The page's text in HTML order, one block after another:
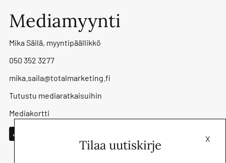
Mediamyynti
Mika Säilä, myyntipäällikkö
050 352 3277
mika.saila@totalmarketing.fi
Tutustu mediaratkaisuihin
Mediakortti
X
Tilaa uutiskirje